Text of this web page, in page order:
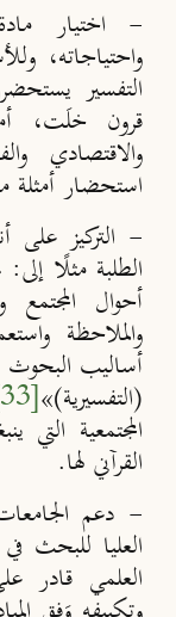
- اختيار
واحتياجاته،
التفسير
قرون خلَت،
والاقتصادي
استحضار أمثلة
- التركيز على
الطلبة مثلًا
أحوال
والملاحظة
أساليب البحوث
(التفسيرية)»
[33]
المجتمعية التي
القرآني لها.
- دعم
العليا للبحث
العلمي قادر